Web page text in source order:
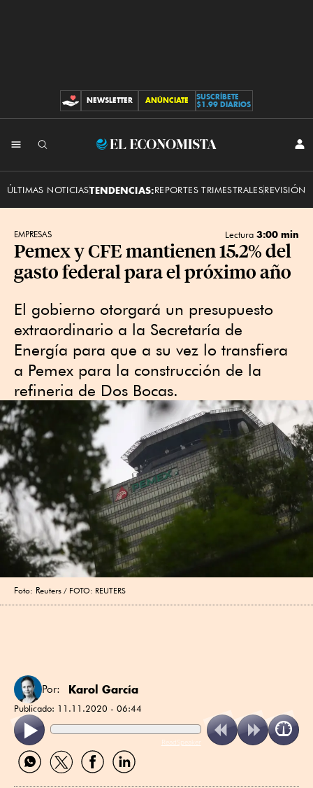
CONTRIBUCIONES
NEWSLETTER ANÚNCIATE
SUSCRÍBETE
$1.99 DIARIOS
El
ÚLTIMAS NOTICIASTENDENCIAS:REPORTES TRIMESTRALESREVISIÓN
EMPRESAS Lectura 3:00 min
Pemex y CFE mantienen 15.2% del
gasto federal para el próximo año
El gobierno otorgará un presupuesto
extraordinario a la Secretaría de
Energía para que a su vez lo transfiera
a Pemex para la construcción de la
refineria de Dos Bocas.
Foto: Reuters FOTO: REUTERS
Por: Karol García
Publicado: 11.11.2020 - 06:44
ReadSpeaker
Compartir
por
Compartir
por
Compartir
por
Compartir
por